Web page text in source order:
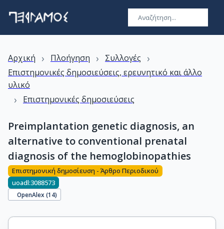
Αρχική › Πλοήγηση › Συλλογές ›
Επιστημονικές δημοσιεύσεις, ερευνητικό και άλλο
υλικό
› Επιστημονικές δημοσιεύσεις
Preimplantation genetic diagnosis, an
alternative to conventional prenatal
diagnosis of the hemoglobinopathies
Επιστημονική δημοσίευση - Άρθρο Περιοδικού
uoadl:3088573
OpenAlex (14)